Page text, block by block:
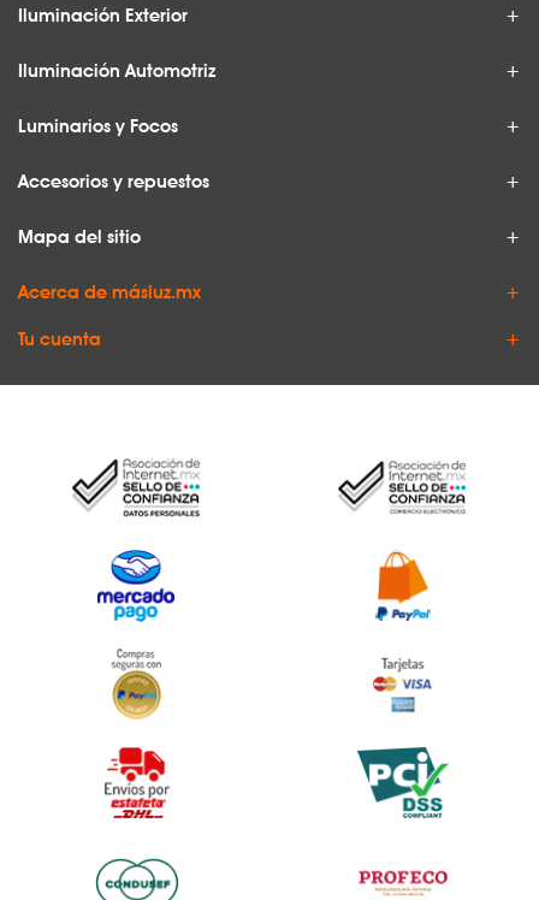
Iluminación Exterior
Iluminación Automotriz
Luminarios y Focos
Accesorios y repuestos
Mapa del sitio
Acerca de másluz.mx
Tu cuenta